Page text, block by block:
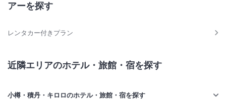
アーを探す
レンタカー付きプラン
近隣エリアのホテル・旅館・宿を探す
小樽・積丹・キロロのホテル・旅館・宿を探す